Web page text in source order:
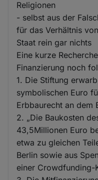
Religionen
- selbst aus der
für das Verhältnis
Staat rein gar nichts
Eine kurze
Finanzierung noch
1. Die Stiftung
symbolischen Euro
Erbbaurecht an dem
2. „Die Baukosten
43,5Millionen Euro
etwa zu gleichen
Berlin sowie aus
einer Crowdfunding-